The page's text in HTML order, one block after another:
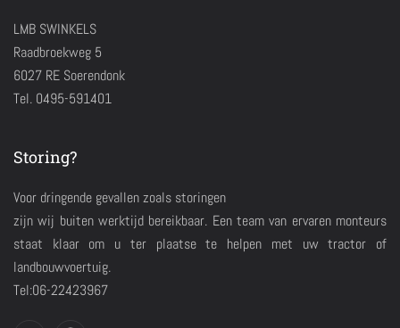
LMB SWINKELS
Raadbroekweg 5
6027 RE Soerendonk
Tel. 0495-591401
Storing?
Voor dringende gevallen zoals storingen
zijn wij buiten werktijd bereikbaar. Een team van ervaren monteurs
staat klaar om u ter plaatse te helpen met uw tractor of
landbouwvoertuig.
Tel:06-22423967